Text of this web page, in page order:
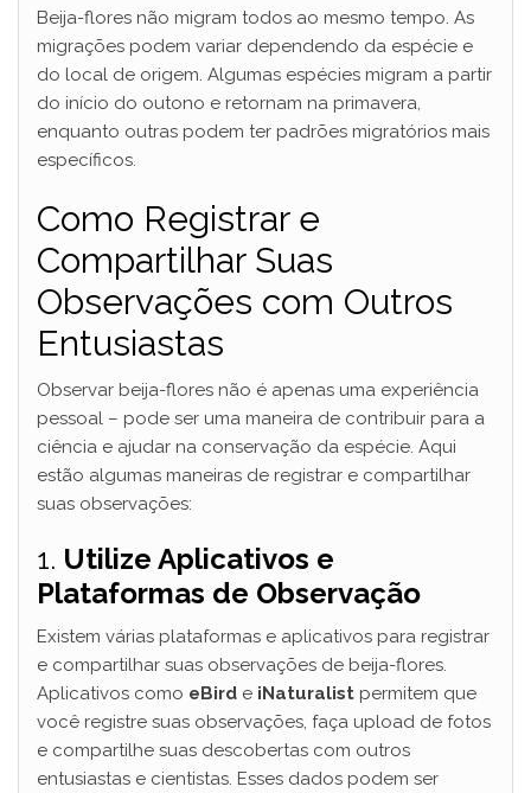
Beija-flores não migram todos ao mesmo tempo. As
migrações podem variar dependendo da espécie e
do local de origem. Algumas espécies migram a partir
do início do outono e retornam na primavera,
enquanto outras podem ter padrões migratórios mais
específicos.
Como Registrar e
Compartilhar Suas
Observações com Outros
Entusiastas
Observar beija-flores não é apenas uma experiência
pessoal – pode ser uma maneira de contribuir para a
ciência e ajudar na conservação da espécie. Aqui
estão algumas maneiras de registrar e compartilhar
suas observações:
1. Utilize Aplicativos e
Plataformas de Observação
Existem várias plataformas e aplicativos para registrar
e compartilhar suas observações de beija-flores.
Aplicativos como eBird e iNaturalist permitem que
você registre suas observações, faça upload de fotos
e compartilhe suas descobertas com outros
entusiastas e cientistas. Esses dados podem ser